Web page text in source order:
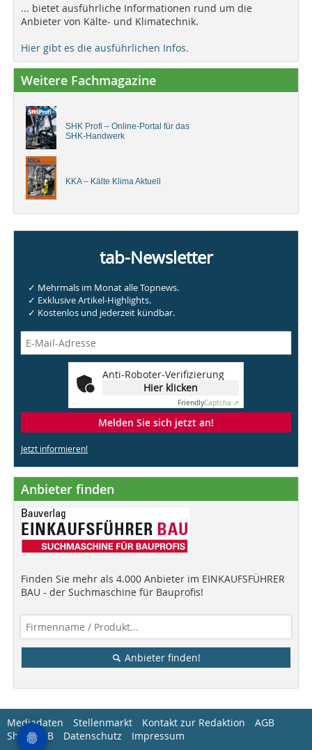
... bietet ausführliche Informationen rund um die
Anbieter von Kälte- und Klimatechnik.
Hier gibt es die ausführlichen Infos.
Weitere Fachmagazine
SHK Profi – Online-Portal für das
SHK-Handwerk
KKA – Kälte Klima Aktuell
tab-Newsletter
✓ Mehrmals im Monat alle Topnews.
✓ Exklusive Artikel-Highlights.
✓ Kostenlos und jederzeit kündbar.
Anti-Roboter-Verifizierung
Hier klicken
FriendlyCaptcha ⇗
Melden Sie sich jetzt an!
Jetzt informieren!
Anbieter finden
Finden Sie mehr als 4.000 Anbieter im EINKAUFSFÜHRER
BAU - der Suchmaschine für Bauprofis!
Anbieter finden!
Mediadaten Stellenmarkt Kontakt zur Redaktion
AGB
Shop-AGB
Datenschutz
Impressum